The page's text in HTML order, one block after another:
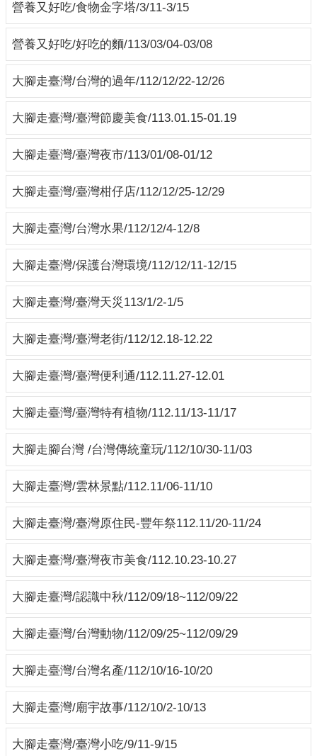
營養又好吃/食物金字塔/3/11-3/15
營養又好吃/好吃的麵/113/03/04-03/08
大腳走臺灣/台灣的過年/112/12/22-12/26
大腳走臺灣/臺灣節慶美食/113.01.15-01.19
大腳走臺灣/臺灣夜市/113/01/08-01/12
大腳走臺灣/臺灣柑仔店/112/12/25-12/29
大腳走臺灣/台灣水果/112/12/4-12/8
大腳走臺灣/保護台灣環境/112/12/11-12/15
大腳走臺灣/臺灣天災113/1/2-1/5
大腳走臺灣/臺灣老街/112/12.18-12.22
大腳走臺灣/臺灣便利通/112.11.27-12.01
大腳走臺灣/臺灣特有植物/112.11/13-11/17
大腳走腳台灣 /台灣傳統童玩/112/10/30-11/03
大腳走臺灣/雲林景點/112.11/06-11/10
大腳走臺灣/臺灣原住民-豐年祭112.11/20-11/24
大腳走臺灣/臺灣夜市美食/112.10.23-10.27
大腳走臺灣/認識中秋/112/09/18~112/09/22
大腳走臺灣/台灣動物/112/09/25~112/09/29
大腳走臺灣/台灣名產/112/10/16-10/20
大腳走臺灣/廟宇故事/112/10/2-10/13
大腳走臺灣/臺灣小吃/9/11-9/15